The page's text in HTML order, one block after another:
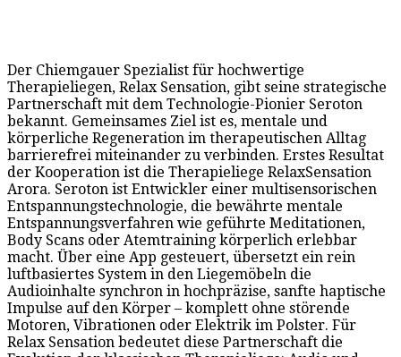
Der Chiemgauer Spezialist für hochwertige
Therapieliegen, Relax Sensation, gibt seine strategische
Partnerschaft mit dem Technologie-Pionier Seroton
bekannt. Gemeinsames Ziel ist es, mentale und
körperliche Regeneration im therapeutischen Alltag
barrierefrei miteinander zu verbinden. Erstes Resultat
der Kooperation ist die Therapieliege RelaxSensation
Arora. Seroton ist Entwickler einer multisensorischen
Entspannungstechnologie, die bewährte mentale
Entspannungsverfahren wie geführte Meditationen,
Body Scans oder Atemtraining körperlich erlebbar
macht. Über eine App gesteuert, übersetzt ein rein
luftbasiertes System in den Liegemöbeln die
Audioinhalte synchron in hochpräzise, sanfte haptische
Impulse auf den Körper – komplett ohne störende
Motoren, Vibrationen oder Elektrik im Polster. Für
Relax Sensation bedeutet diese Partnerschaft die